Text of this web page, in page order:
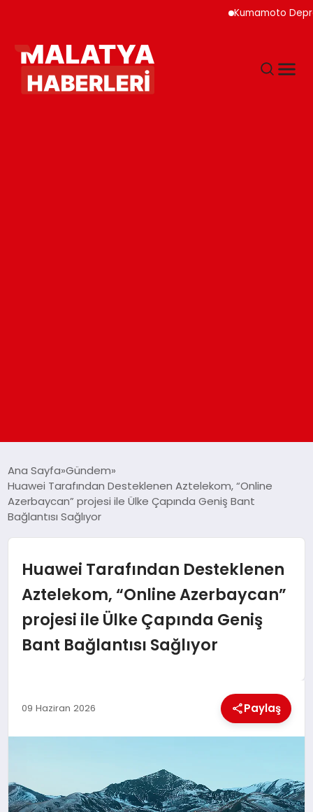
Kumamoto
GÜNDEM
EĞITIM
EKONOMI
SAĞLIK
SPOR
Ana Sayfa Gündem
Huawei Tarafından Desteklenen Aztelekom, “Online
Azerbaycan” projesi ile Ülke Çapında Geniş Bant
Bağlantısı Sağlıyor
Huawei Tarafından Desteklenen
Aztelekom, “Online Azerbaycan”
projesi ile Ülke Çapında Geniş
Bant Bağlantısı Sağlıyor
09 Haziran 2026 Paylaş